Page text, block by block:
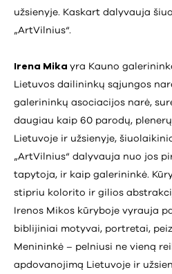
užsienyje. Kaskart dalyvauja
„ArtVilnius“.
Irena Mika yra Kauno
Lietuvos dailininkų sąjungos
galerininkų asociacijos narė,
daugiau kaip 60 parodų,
Lietuvoje ir užsienyje,
„ArtVilnius“ dalyvauja nuo jos
tapytoja, ir kaip galerininkė.
stipriu kolorito ir gilios
Irenos Mikos kūryboje vyrauja
biblijiniai motyvai, portretai,
Menininkė – pelniusi ne vieną
apdovanojimą Lietuvoje ir